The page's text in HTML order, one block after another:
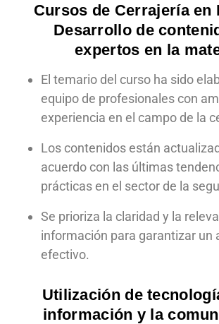
Cursos de Cerrajería en
Desarrollo de
expertos en la
El temario del curso ha sido
equipo de profesionales con
experiencia en el campo de la
Los contenidos están
acuerdo con las últimas
prácticas en el sector de la
Se prioriza la claridad y la
información para garantizar un
efectivo.
Utilización de
información y la